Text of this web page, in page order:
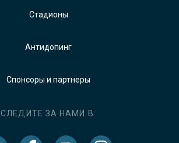
Стадионы
Антидопинг
Спонсоры и партнеры
СЛЕДИТЕ ЗА НАМИ В: